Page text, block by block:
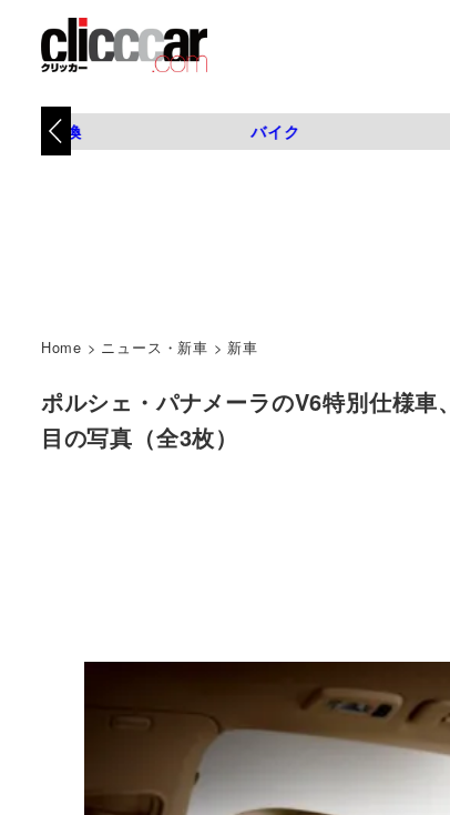
タイヤ交換 バイク
Home > ニュース・新車 > 新車
ポルシェ・パナメーラのV6特別仕様
目の写真（全3枚）